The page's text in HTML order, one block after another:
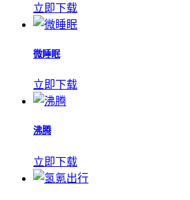
立即下载
微睡眠
立即下载
沸腾
立即下载